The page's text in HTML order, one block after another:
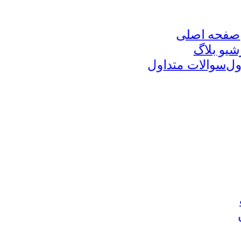
صفحه اصلی
بلاگ
سوالات متداول